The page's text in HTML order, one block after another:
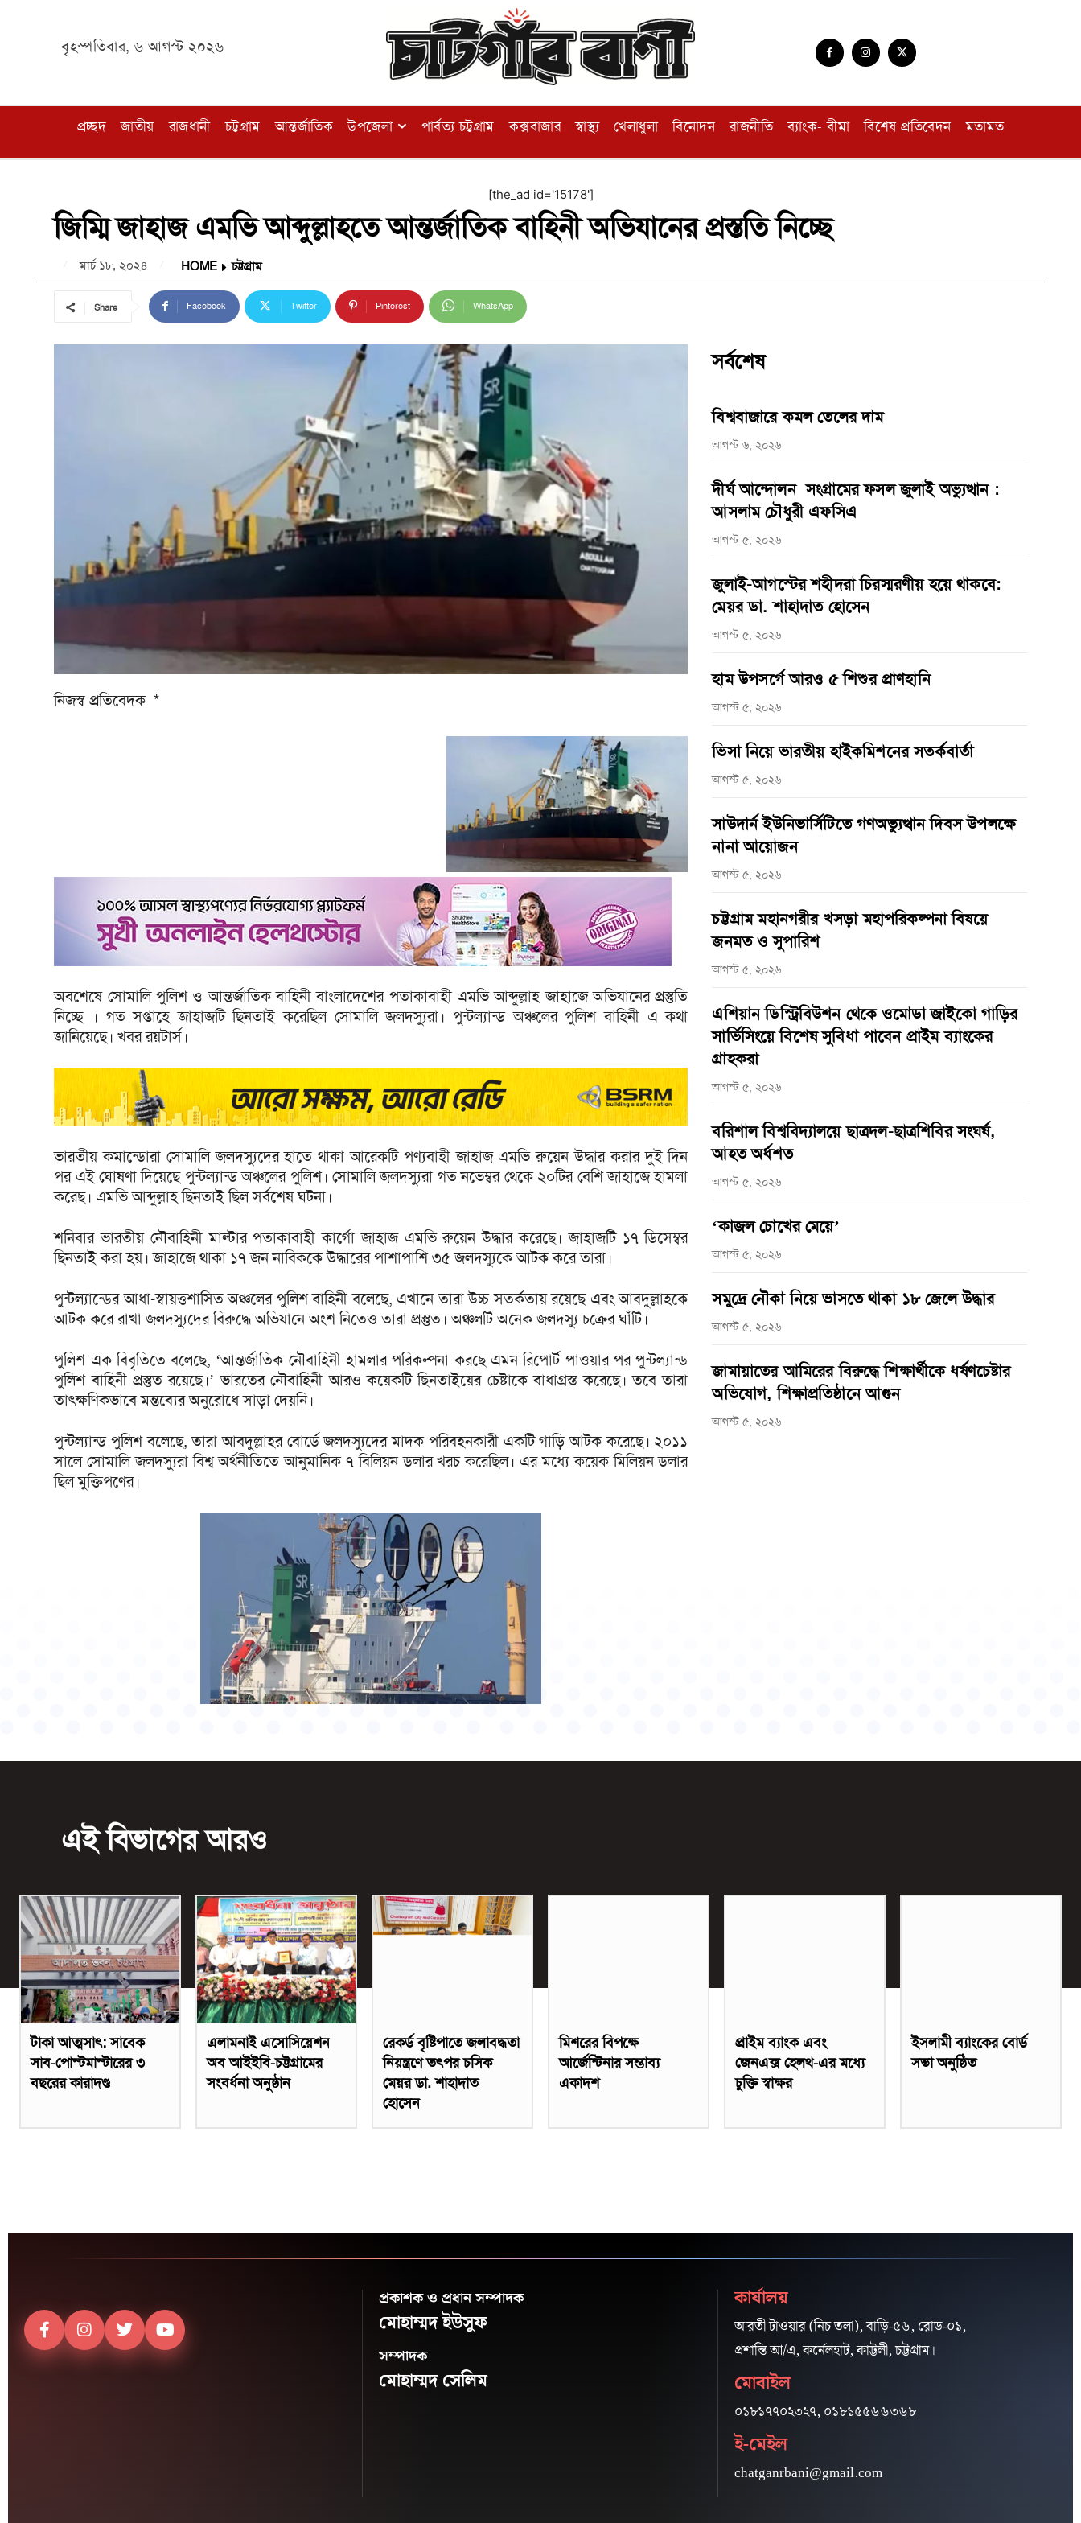
বৃহস্পতিবার, ৬ আগস্ট ২০২৬
প্রচ্ছদ জাতীয় রাজধানী চট্টগ্রাম আন্তর্জাতিক উপজেলা পার্বত্য চট্টগ্রাম কক্সবাজার স্বাস্থ্য খেলাধুলা বিনোদন রাজনীতি ব্যাংক- বীমা বিশেষ প্রতিবেদন মতামত
[the_ad id='15178']
জিম্মি জাহাজ এমভি আব্দুল্লাহতে আন্তর্জাতিক বাহিনী অভিযানের প্রস্ততি নিচ্ছে
মার্চ ১৮, ২০২৪ HOME চট্টগ্রাম
Share Facebook Twitter Pinterest WhatsApp
নিজস্ব প্রতিবেদক *
অবশেষে সোমালি পুলিশ ও আন্তর্জাতিক বাহিনী বাংলাদেশের পতাকাবাহী এমভি আব্দুল্লাহ জাহাজে অভিযানের প্রস্তুতি
নিচ্ছে । গত সপ্তাহে জাহাজটি ছিনতাই করেছিল সোমালি জলদস্যুরা। পুন্টল্যান্ড অঞ্চলের পুলিশ বাহিনী এ কথা
জানিয়েছে। খবর রয়টার্স।
ভারতীয় কমান্ডোরা সোমালি জলদস্যুদের হাতে থাকা আরেকটি পণ্যবাহী জাহাজ এমভি রুয়েন উদ্ধার করার দুই দিন
পর এই ঘোষণা দিয়েছে পুন্টল্যান্ড অঞ্চলের পুলিশ। সোমালি জলদস্যুরা গত নভেম্বর থেকে ২০টির বেশি জাহাজে হামলা
করেছ। এমভি আব্দুল্লাহ ছিনতাই ছিল সর্বশেষ ঘটনা।
শনিবার ভারতীয় নৌবাহিনী মাল্টার পতাকাবাহী কার্গো জাহাজ এমভি রুয়েন উদ্ধার করেছে। জাহাজটি ১৭ ডিসেম্বর
ছিনতাই করা হয়। জাহাজে থাকা ১৭ জন নাবিককে উদ্ধারের পাশাপাশি ৩৫ জলদস্যুকে আটক করে তারা।
পুন্টল্যান্ডের আধা-স্বায়ত্তশাসিত অঞ্চলের পুলিশ বাহিনী বলেছে, এখানে তারা উচ্চ সতর্কতায় রয়েছে এবং আবদুল্লাহকে
আটক করে রাখা জলদস্যুদের বিরুদ্ধে অভিযানে অংশ নিতেও তারা প্রস্তুত। অঞ্চলটি অনেক জলদস্যু চক্রের ঘাঁটি।
পুলিশ এক বিবৃতিতে বলেছে, ‘আন্তর্জাতিক নৌবাহিনী হামলার পরিকল্পনা করছে এমন রিপোর্ট পাওয়ার পর পুন্টল্যান্ড
পুলিশ বাহিনী প্রস্তুত রয়েছে।’ ভারতের নৌবাহিনী আরও কয়েকটি ছিনতাইয়ের চেষ্টাকে বাধাগ্রস্ত করেছে। তবে তারা
তাৎক্ষণিকভাবে মন্তব্যের অনুরোধে সাড়া দেয়নি।
পুন্টল্যান্ড পুলিশ বলেছে, তারা আবদুল্লাহর বোর্ডে জলদস্যুদের মাদক পরিবহনকারী একটি গাড়ি আটক করেছে। ২০১১
সালে সোমালি জলদস্যুরা বিশ্ব অর্থনীতিতে আনুমানিক ৭ বিলিয়ন ডলার খরচ করেছিল। এর মধ্যে কয়েক মিলিয়ন ডলার
ছিল মুক্তিপণের।
সর্বশেষ
বিশ্ববাজারে কমল তেলের দাম
আগস্ট ৬, ২০২৬
দীর্ঘ আন্দোলন সংগ্রামের ফসল জুলাই অভ্যুত্থান :
আসলাম চৌধুরী এফসিএ
আগস্ট ৫, ২০২৬
জুলাই-আগস্টের শহীদরা চিরস্মরণীয় হয়ে থাকবে:
মেয়র ডা. শাহাদাত হোসেন
আগস্ট ৫, ২০২৬
হাম উপসর্গে আরও ৫ শিশুর প্রাণহানি
আগস্ট ৫, ২০২৬
ভিসা নিয়ে ভারতীয় হাইকমিশনের সতর্কবার্তা
আগস্ট ৫, ২০২৬
সাউদার্ন ইউনিভার্সিটিতে গণঅভ্যুত্থান দিবস উপলক্ষে
নানা আয়োজন
আগস্ট ৫, ২০২৬
চট্টগ্রাম মহানগরীর খসড়া মহাপরিকল্পনা বিষয়ে
জনমত ও সুপারিশ
আগস্ট ৫, ২০২৬
এশিয়ান ডিস্ট্রিবিউশন থেকে ওমোডা জাইকো গাড়ির
সার্ভিসিংয়ে বিশেষ সুবিধা পাবেন প্রাইম ব্যাংকের
গ্রাহকরা
আগস্ট ৫, ২০২৬
বরিশাল বিশ্ববিদ্যালয়ে ছাত্রদল-ছাত্রশিবির সংঘর্ষ,
আহত অর্ধশত
আগস্ট ৫, ২০২৬
‘কাজল চোখের মেয়ে’
আগস্ট ৫, ২০২৬
সমুদ্রে নৌকা নিয়ে ভাসতে থাকা ১৮ জেলে উদ্ধার
আগস্ট ৫, ২০২৬
জামায়াতের আমিরের বিরুদ্ধে শিক্ষার্থীকে ধর্ষণচেষ্টার
অভিযোগ, শিক্ষাপ্রতিষ্ঠানে আগুন
আগস্ট ৫, ২০২৬
এই বিভাগের আরও
টাকা আত্মসাৎ: সাবেক
সাব-পোস্টমাস্টারের ৩
বছরের কারাদণ্ড
এলামনাই এসোসিয়েশন
অব আইইবি-চট্টগ্রামের
সংবর্ধনা অনুষ্ঠান
রেকর্ড বৃষ্টিপাতে জলাবদ্ধতা
নিয়ন্ত্রণে তৎপর চসিক
মেয়র ডা. শাহাদাত
হোসেন
মিশরের বিপক্ষে
আর্জেন্টিনার সম্ভাব্য
একাদশ
প্রাইম ব্যাংক এবং
জেনএক্স হেলথ-এর মধ্যে
চুক্তি স্বাক্ষর
ইসলামী ব্যাংকের বোর্ড
সভা অনুষ্ঠিত
প্রকাশক ও প্রধান সম্পাদক
মোহাম্মদ ইউসুফ
সম্পাদক
মোহাম্মদ সেলিম
কার্যালয়
আরতী টাওয়ার (নিচ তলা), বাড়ি-৫৬, রোড-০১,
প্রশান্তি আ/এ, কর্নেলহাট, কাট্টলী, চট্টগ্রাম।
মোবাইল
০১৮১৭৭০২৩২৭, ০১৮১৫৫৬৬৩৬৮
ই-মেইল
chatganrbani@gmail.com